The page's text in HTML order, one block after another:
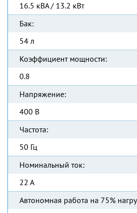
16.5 кВА / 13.2 кВт
Бак:
54 л
Коэффициент мощности:
0.8
Напряжение:
400 В
Частота:
50 Гц
Номинальный ток:
22 А
Автономная работа на 75%